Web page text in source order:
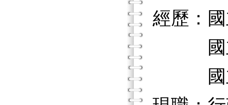
經歷：
國立
國立